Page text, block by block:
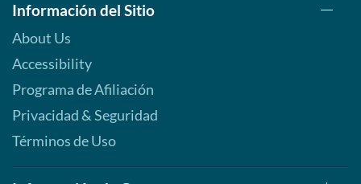
Información del Sitio
About Us
Accessibility
Programa de Afiliación
Privacidad & Seguridad
Términos de Uso